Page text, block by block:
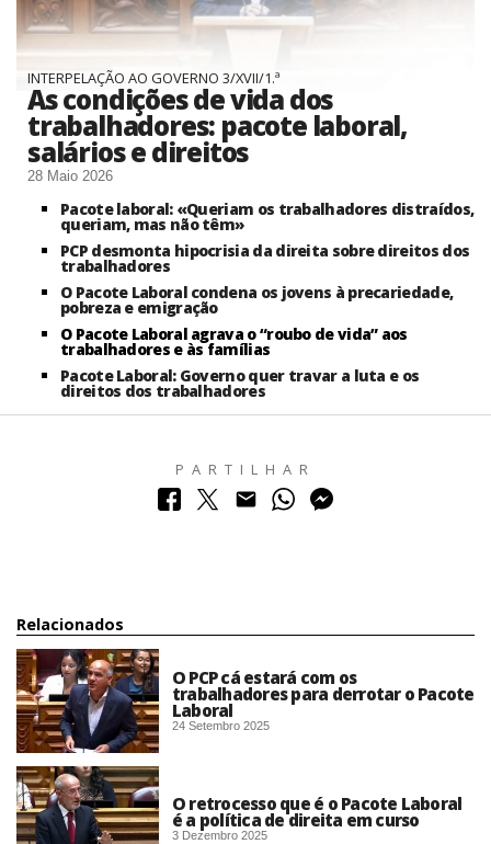
INTERPELAÇÃO AO GOVERNO 3/XVII/1.ª
As condições de vida dos
trabalhadores: pacote laboral,
salários e direitos
28 Maio 2026
Pacote laboral: «Queriam os trabalhadores distraídos,
queriam, mas não têm»
PCP desmonta hipocrisia da direita sobre direitos dos
trabalhadores
O Pacote Laboral condena os jovens à precariedade,
pobreza e emigração
O Pacote Laboral agrava o “roubo de vida” aos
trabalhadores e às famílias
Pacote Laboral: Governo quer travar a luta e os
direitos dos trabalhadores
PARTILHAR
Relacionados
O PCP cá estará com os
trabalhadores para derrotar o Pacote
Laboral
24 Setembro 2025
O retrocesso que é o Pacote Laboral
é a política de direita em curso
3 Dezembro 2025